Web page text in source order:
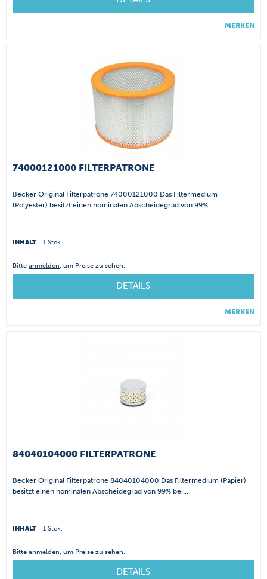
MERKEN
74000121000 FILTERPATRONE
Becker Original Filterpatrone 74000121000 Das Filtermedium
(Polyester) besitzt einen nominalen Abscheidegrad von 99%...
INHALT 1 Stck.
Bitteanmelden, um Preise zu sehen.
DETAILS
MERKEN
84040104000 FILTERPATRONE
Becker Original Filterpatrone 84040104000 Das Filtermedium (Papier)
besitzt einen nominalen Abscheidegrad von 99% bei...
INHALT 1 Stck.
Bitteanmelden, um Preise zu sehen.
DETAILS